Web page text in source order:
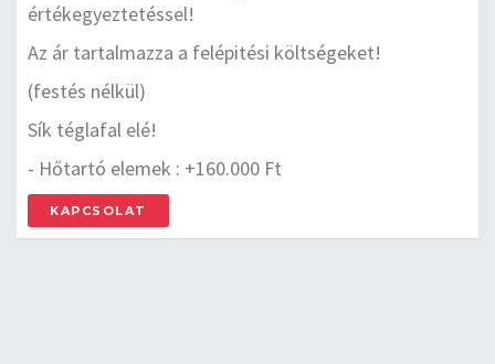
értékegyeztetéssel!
Az ár tartalmazza a felépitési költségeket!
(festés nélkül)
Sík téglafal elé!
- Hőtartó elemek : +160.000 Ft
KAPCSOLAT